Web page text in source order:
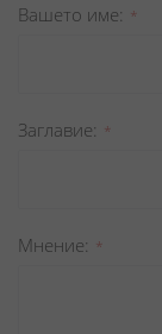
star
stars
stars
stars
stars
Вашето име
Заглавиe
Мнение